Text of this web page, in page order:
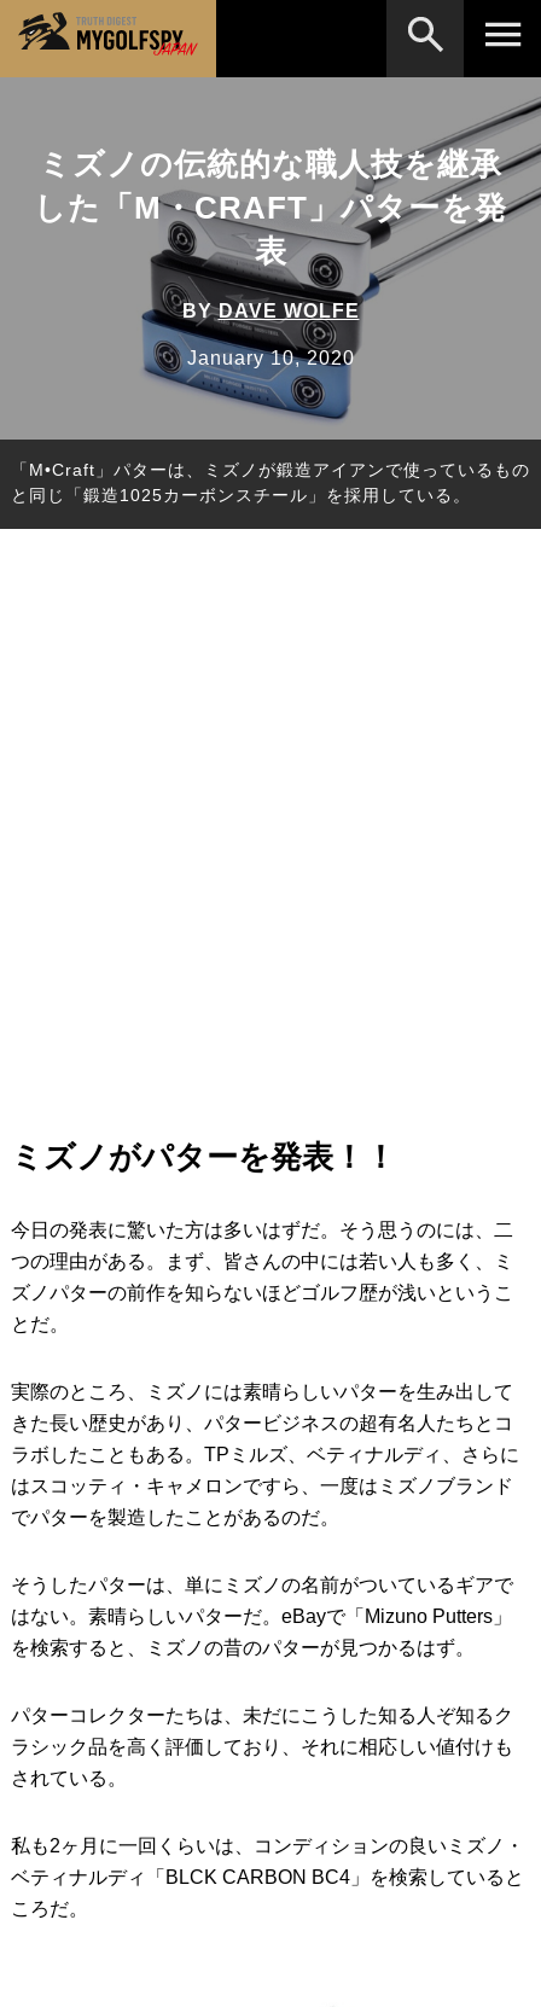
ミズノの伝統的な職人技を継承
した「M・CRAFT」パターを発
表
BYDAVE WOLFE
January 10, 2020
「M•Craft」パターは、ミズノが鍛造アイアンで使っているもの
と同じ「鍛造1025カーボンスチール」を採用している。
ミズノがパターを発表！！
今日の発表に驚いた方は多いはずだ。そう思うのには、二
つの理由がある。まず、皆さんの中には若い人も多く、ミ
ズノパターの前作を知らないほどゴルフ歴が浅いというこ
とだ。
実際のところ、ミズノには素晴らしいパターを生み出して
きた長い歴史があり、パタービジネスの超有名人たちとコ
ラボしたこともある。TPミルズ、ベティナルディ、さらに
はスコッティ・キャメロンですら、一度はミズノブランド
でパターを製造したことがあるのだ。
そうしたパターは、単にミズノの名前がついているギアで
はない。素晴らしいパターだ。eBayで「Mizuno Putters」
を検索すると、ミズノの昔のパターが見つかるはず。
パターコレクターたちは、未だにこうした知る人ぞ知るク
ラシック品を高く評価しており、それに相応しい値付けも
されている。
私も2ヶ月に一回くらいは、コンディションの良いミズノ・
ベティナルディ「BLCK CARBON BC4」を検索していると
ころだ。
NEW RELEASES 新製品情報
HOW TO ゴルフ上達・実践テクニック
テスト・データ検証
ゴルフニュース
製品レビュー
FAIRWAY WOODS フェアウェイウッド
HYBRIDS ハイブリッド
※メーカー名やクラブ名など、検索したい事柄を入
検索